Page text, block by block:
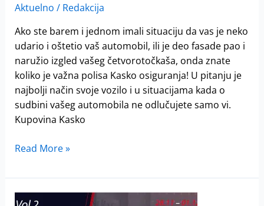
Aktuelno / Redakcija
Ako ste barem i jednom imali situaciju da vas je neko
udario i oštetio vaš automobil, ili je deo fasade pao i
naružio izgled vašeg četvorotočkaša, onda znate
koliko je važna polisa Kasko osiguranja! U pitanju je
najbolji način svoje vozilo i u situacijama kada o
sudbini vašeg automobila ne odlučujete samo vi.
Kupovina Kasko
Read More »
Payten